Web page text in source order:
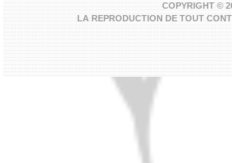
COPYRIGHT ©
LA REPRODUCTION DE TOUT